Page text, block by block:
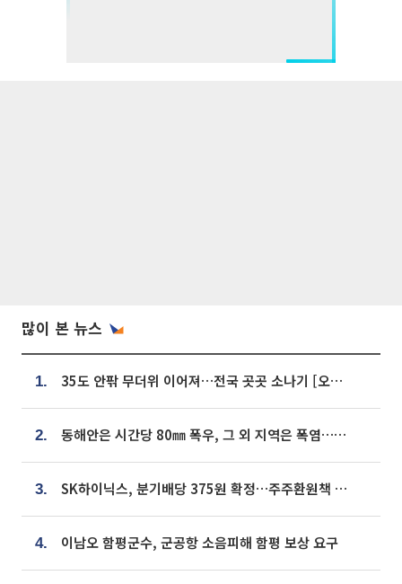
많이 본 뉴스
1. 35도 안팎 무더위 이어져…전국 곳곳 소나기 [오늘 날씨]
2. 동해안은 시간당 80㎜ 폭우, 그 외 지역은 폭염…‘극과 극 날씨’
3. SK하이닉스, 분기배당 375원 확정…주주환원책 9월로 앞당겨 발표
4. 이남오 함평군수, 군공항 소음피해 함평 보상 요구